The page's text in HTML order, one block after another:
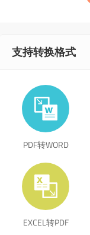
支持转换格式
PDF转WORD
EXCEL转PDF